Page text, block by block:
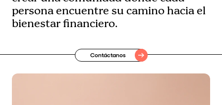
persona encuentre su camino hacia el
bienestar financiero.
Contáctanos